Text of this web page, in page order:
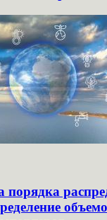
порядка